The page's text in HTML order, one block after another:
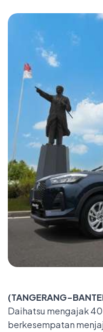
(TANGERANG-
Daihatsu mengajak
berkesempatan